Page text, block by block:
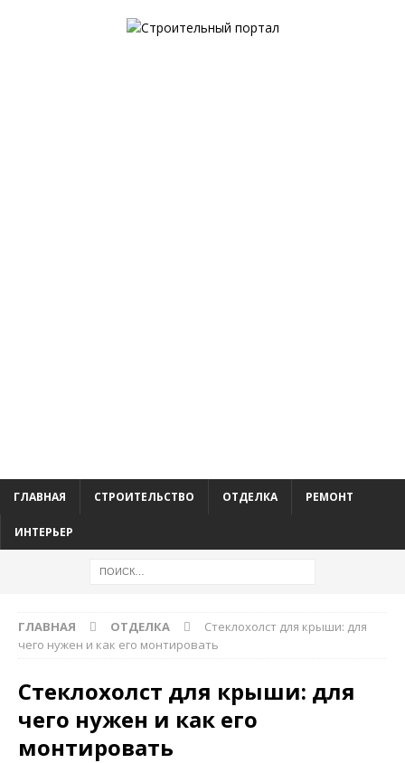
ГЛАВНАЯ СТРОИТЕЛЬСТВО ОТДЕЛКА РЕМОНТ
ИНТЕРЬЕР
ГЛАВНАЯ ОТДЕЛКА
Стеклохолст для крыши: для
чего нужен и как его монтировать
Стеклохолст для крыши: для
чего нужен и как его
монтировать